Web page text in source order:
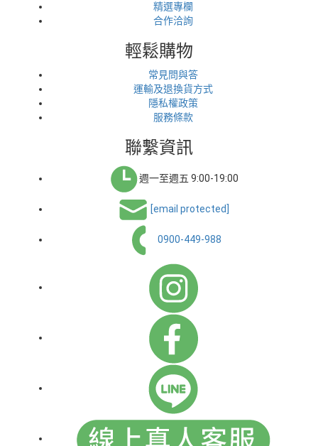
精選專欄
合作洽詢
輕鬆購物
常見問與答
運輸及退換貨方式
隱私權政策
服務條款
聯繫資訊
週一至週五 9:00-19:00
[email protected]
0900-449-988